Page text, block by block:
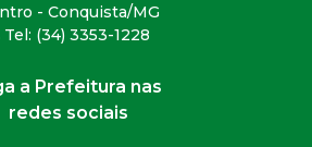
- Conquista/MG
Tel: (34) 3353-1228
a Prefeitura nas
redes sociais